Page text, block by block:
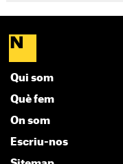
Qui som
Què fem
On som
Escriu-nos